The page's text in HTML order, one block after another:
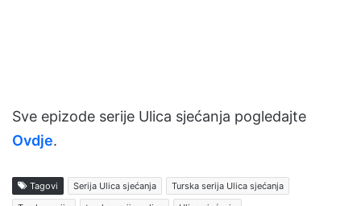
Sve epizode serije Ulica sjećanja pogledajte
Ovdje.
Tagovi Serija Ulica sjećanja
Turska serija Ulica sjećanja